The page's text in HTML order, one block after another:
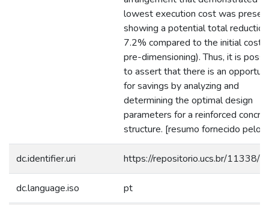
lowest execution cost was
showing a potential total
7.2% compared to the initial cost
pre-dimensioning). Thus, it is
to assert that there is an
for savings by analyzing and
determining the optimal design
parameters for a reinforced
structure. [resumo fornecido pelo
dc.identifier.uri https://repositorio.ucs.br/11338/
dc.language.iso pt